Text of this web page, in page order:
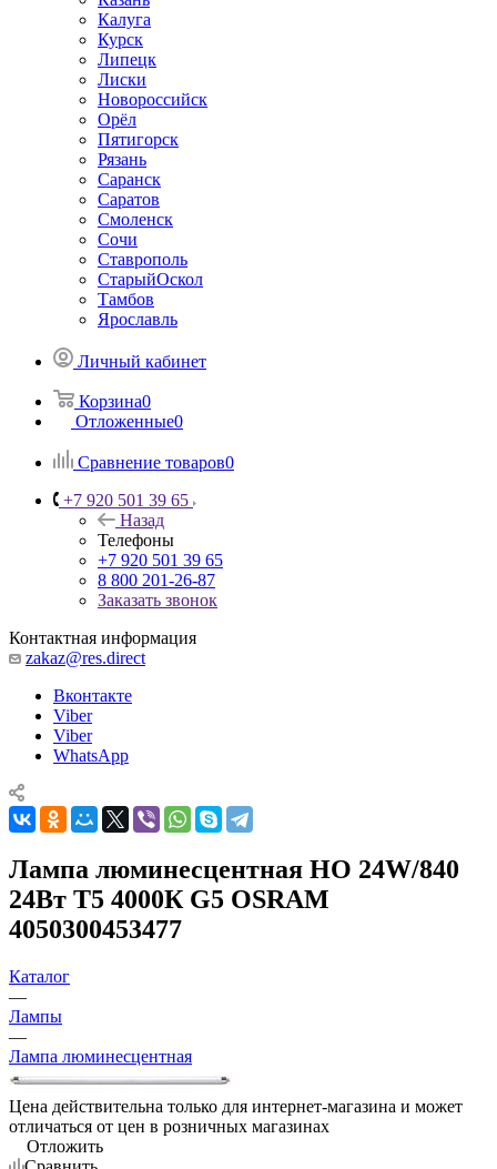
Калуга
Курск
Липецк
Лиски
Новороссийск
Орёл
Пятигорск
Рязань
Саранск
Саратов
Смоленск
Сочи
Ставрополь
СтарыйОскол
Тамбов
Ярославль
Личный кабинет
Корзина0
Отложенные0
Сравнение товаров0
+7 920 501 39 65
Назад
Телефоны
+7 920 501 39 65
8 800 201-26-87
Заказать звонок
Контактная информация
zakaz@res.direct
Вконтакте
Viber
Viber
WhatsApp
Лампа люминесцентная HO 24W/840
24Вт T5 4000К G5 OSRAM
4050300453477
Каталог
—
Лампы
—
Лампа люминесцентная
Цена действительна только для интернет-магазина и может
отличаться от цен в розничных магазинах
Отложить